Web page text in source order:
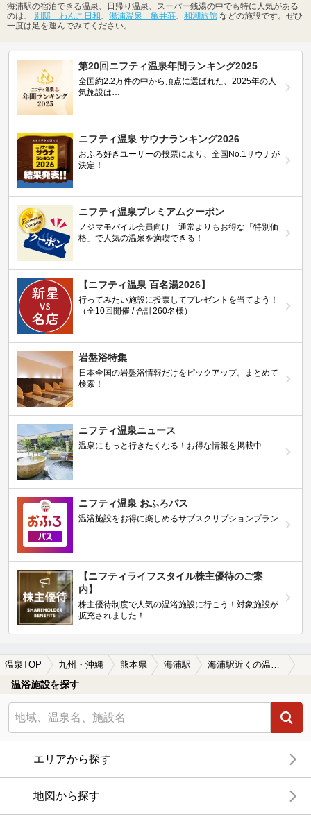
海浦駅の宿泊できる温泉、日帰り温泉、スーパー銭湯の中でも特に人気がある
のは、 別邸 わんこ日和、 湯浦温泉 亀井荘、 和潮旅館 などの施設です。ぜひ
一度は足を運んでみてください。
第20回ニフティ温泉年間ランキング2025
全国約2.2万件の中から頂点に選ばれた、2025年の人
気施設は…
ニフティ温泉 サウナランキング2026
おふろ好きユーザーの投票により、全国No.1サウナが
決定！
ニフティ温泉プレミアムクーポン
ノジマモバイル会員向け 通常よりもお得な「特別価
格」で人気の温泉を満喫できる！
【ニフティ温泉 百名湯2026】
行ってみたい施設に投票してプレゼントを当てよう！
（全10回開催 / 合計260名様）
岩盤浴特集
日本全国の岩盤浴情報だけをピックアップ。まとめて
検索！
ニフティ温泉ニュース
温泉にもっと行きたくなる！お得な情報を掲載中
ニフティ温泉 おふろパス
温浴施設をお得に楽しめるサブスクリプションプラン
【ニフティライフスタイル株主優待のご案
内】
株主優待制度で人気の温浴施設に行こう！対象施設が
拡充されました！
温泉TOP 九州・沖縄 熊本県 海浦駅 海浦駅近くの温泉宿・温泉旅館・ホテルおすすめ(2026年版)
温浴施設を探す
エリアから探す
地図から探す